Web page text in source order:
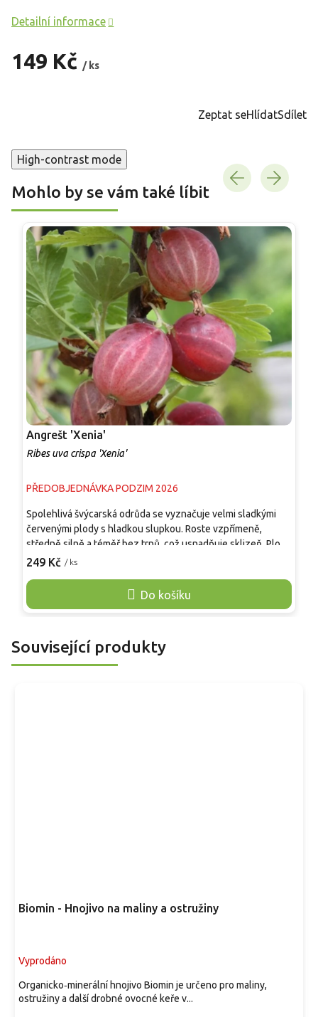
149 Kč / ks
Detailní informace
Zeptat seHlídatSdílet
High-contrast mode
Mohlo by se vám také líbit
Angrešt 'Xenia'
Ribes uva crispa 'Xenia'
PŘEDOBJEDNÁVKA PODZIM 2026
249 Kč / ks
Do košíku
Spolehlivá švýcarská odrůda se vyznačuje velmi sladkými
červenými plody s hladkou slupkou. Roste vzpřímeně,
středně silně a téměř bez trnů, což usnadňuje sklizeň. Plody
jsou střední až větší, oválné až kulovité, dozrávají brzy – již
se k přímému konzumu i na džemy či koláče. Obsahují
vitamín C a rostlina výborně odolává padlí.
Související produkty
Biomin - Hnojivo na maliny a ostružiny
Vyprodáno
Organicko‑minerální hnojivo Biomin je určeno pro maliny,
ostružiny a další drobné ovocné keře v...